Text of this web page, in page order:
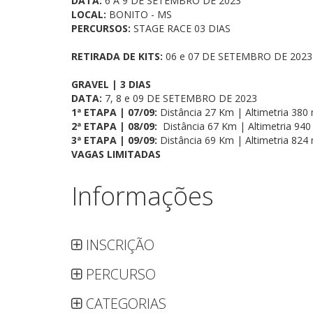
LOCAL: BONITO - MS
PERCURSOS: STAGE RACE 03 DIAS
RETIRADA DE KITS: 06 e 07 DE SETEMBRO DE 2023
GRAVEL | 3 DIAS
DATA: 7, 8 e 09 DE SETEMBRO DE 2023
1ª ETAPA | 07/09: Distância 27 Km | Altimetria 380
2ª ETAPA | 08/09: Distância 67 Km | Altimetria 940
3ª ETAPA | 09/09: Distância 69 Km | Altimetria 824
VAGAS LIMITADAS
Informações
INSCRIÇÃO
PERCURSO
CATEGORIAS